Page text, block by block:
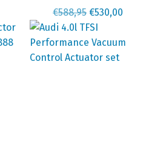
€588,95 Oorspronkelijke
prijs
was:
€588,95.
€530,00
is: